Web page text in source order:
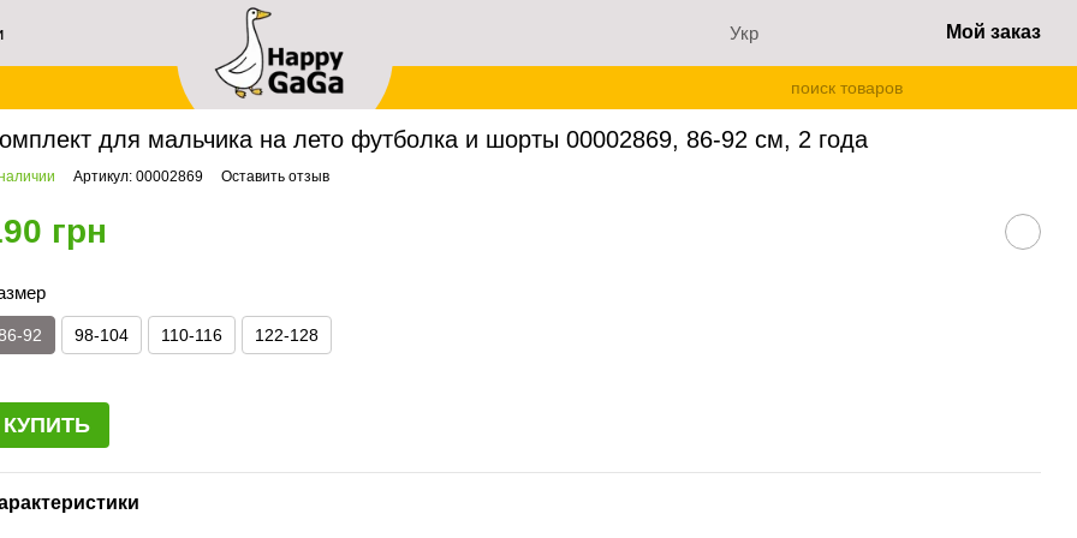
Укр Мой заказ
Комплекты летней одежды Комплект для мальчика на лето футболка и шорты 00002869, 86-92 см, 2 года
для мальчика на лето футболка и шорты 00002869, 86-92 см, 2 года
Артикул: 00002869 Оставить отзыв
грн
92 98-104 110-116 122-128
КУПИТЬ